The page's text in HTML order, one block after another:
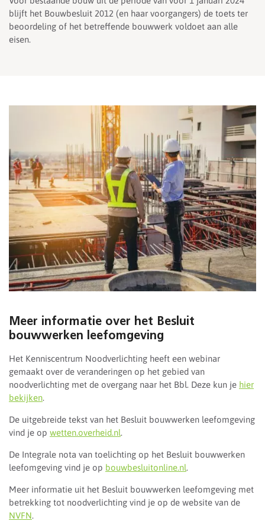
blijft het Bouwbesluit 2012 (en haar voorgangers) de toets ter
beoordeling of het betreffende bouwwerk voldoet aan alle
eisen.
Meer informatie over het Besluit
bouwwerken leefomgeving
Het Kenniscentrum Noodverlichting heeft een webinar
gemaakt over de veranderingen op het gebied van
noodverlichting met de overgang naar het Bbl. Deze kun je hier
bekijken.
De uitgebreide tekst van het Besluit bouwwerken leefomgeving
vind je op wetten.overheid.nl.
De Integrale nota van toelichting op het Besluit bouwwerken
leefomgeving vind je op bouwbesluitonline.nl.
Meer informatie uit het Besluit bouwwerken leefomgeving met
betrekking tot noodverlichting vind je op de website van de
NVFN.